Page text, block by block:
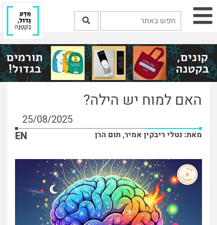
האם למוח יש הילה?
25/08/2025
מאת: נטלי ריבקין אמיר, תום הרן EN